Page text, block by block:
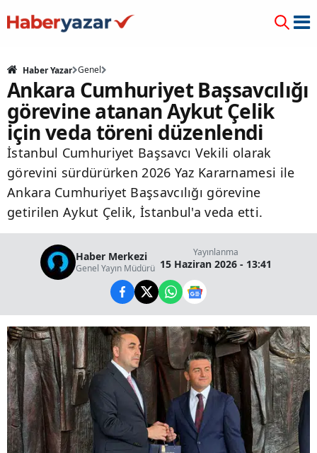
Haber Yazar Genel
Ankara Cumhuriyet Başsavcılığı
görevine atanan Aykut Çelik
için veda töreni düzenlendi
İstanbul Cumhuriyet Başsavcı Vekili olarak
görevini sürdürürken 2026 Yaz Kararnamesi ile
Ankara Cumhuriyet Başsavcılığı görevine
getirilen Aykut Çelik, İstanbul'a veda etti.
Haber Merkezi
Genel Yayın Müdürü
Yayınlanma
15 Haziran 2026 - 13:41